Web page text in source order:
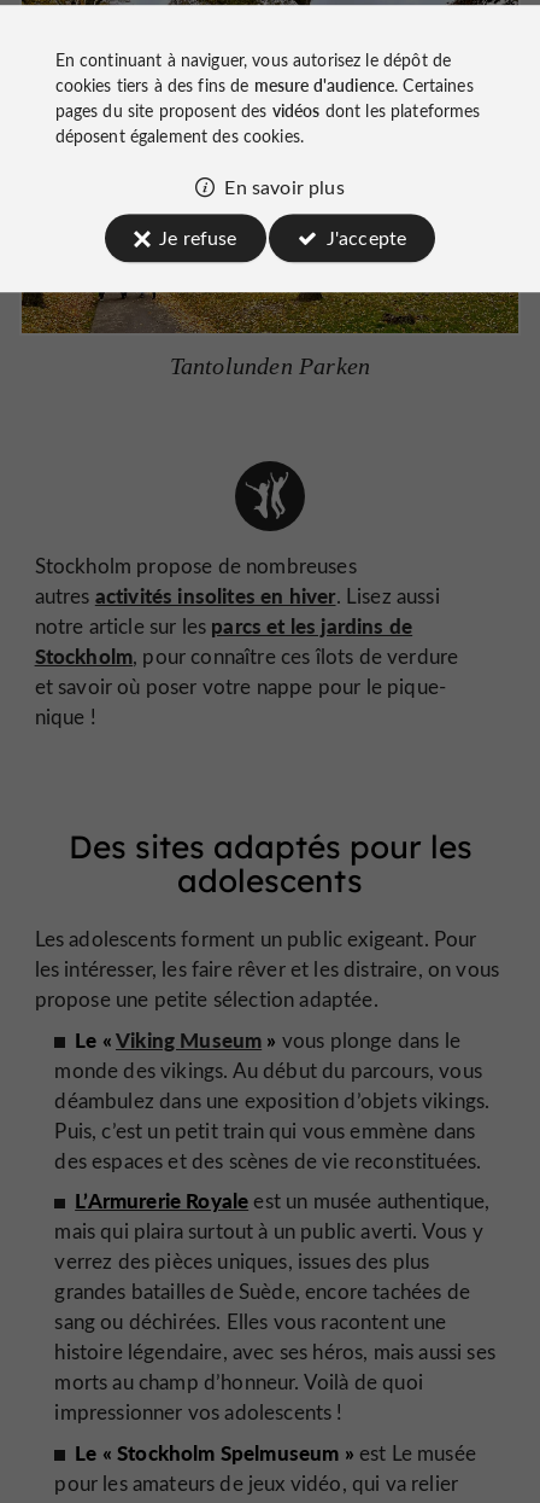
Tantolunden Parken
Stockholm propose de nombreuses
autres activités insolites en hiver. Lisez aussi
notre article sur les parcs et les jardins de
Stockholm, pour connaître ces îlots de verdure
et savoir où poser votre nappe pour le pique-
nique !
Des sites adaptés pour les
adolescents
Les adolescents forment un public exigeant. Pour
les intéresser, les faire rêver et les distraire, on vous
propose une petite sélection adaptée.
Le «Viking Museum » vous plonge dans le
monde des vikings. Au début du parcours, vous
déambulez dans une exposition d’objets vikings.
Puis, c’est un petit train qui vous emmène dans
des espaces et des scènes de vie reconstituées.
L’Armurerie Royaleest un musée authentique,
mais qui plaira surtout à un public averti. Vous y
verrez des pièces uniques, issues des plus
grandes batailles de Suède, encore tachées de
sang ou déchirées. Elles vous racontent une
histoire légendaire, avec ses héros, mais aussi ses
morts au champ d’honneur. Voilà de quoi
impressionner vos adolescents !
Le « Stockholm Spelmuseum » est Le musée
pour les amateurs de jeux vidéo, qui va relier
En continuant à naviguer, vous autorisez le dépôt de
cookies tiers à des fins de mesure d'audience. Certaines
pages du site proposent des vidéos dont les plateformes
déposent également des cookies.
En savoir plus
Je refuse
J'accepte